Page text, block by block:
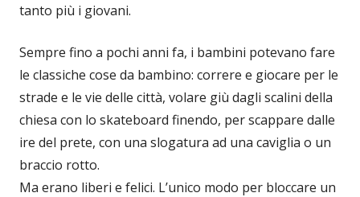
tanto più i giovani.
Sempre fino a pochi anni fa, i bambini potevano fare
le classiche cose da bambino: correre e giocare per le
strade e le vie delle città, volare giù dagli scalini della
chiesa con lo skateboard finendo, per scappare dalle
ire del prete, con una slogatura ad una caviglia o un
braccio rotto.
Ma erano liberi e felici. L’unico modo per bloccare un